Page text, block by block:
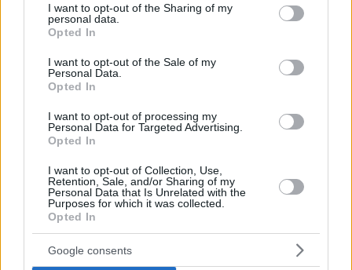
not limited to your visit or usage behaviour. You may click to
grant or deny consent to Google and its third-party tags to
use your data for below specified purposes in below Google
consent section.
I want to opt-out of the Sharing of my
personal data.
Opted In
I want to opt-out of the Sale of my
Personal Data.
Opted In
I want to opt-out of processing my
Personal Data for Targeted Advertising.
Opted In
I want to opt-out of Collection, Use,
Retention, Sale, and/or Sharing of my
Personal Data that Is Unrelated with the
Purposes for which it was collected.
Opted In
Google consents
Hirdetés